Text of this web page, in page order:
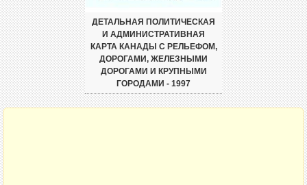
ДЕТАЛЬНАЯ ПОЛИТИЧЕСКАЯ
И АДМИНИСТРАТИВНАЯ
КАРТА КАНАДЫ С РЕЛЬЕФОМ,
ДОРОГАМИ, ЖЕЛЕЗНЫМИ
ДОРОГАМИ И КРУПНЫМИ
ГОРОДАМИ - 1997